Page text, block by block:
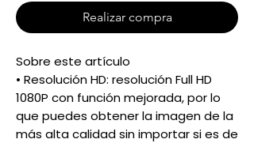
Realizar compra
Sobre este artículo
• Resolución HD: resolución Full HD
1080P con función mejorada, por lo
que puedes obtener la imagen de la
más alta calidad sin importar si es de